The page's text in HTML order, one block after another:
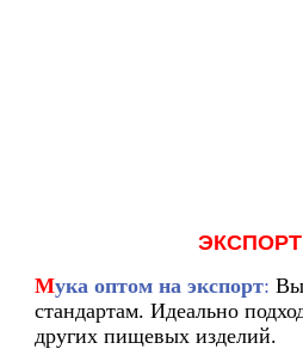
ЭКСПОРТ
Мука оптом на экспорт:
стандартам. Идеально
других пищевых изделий.